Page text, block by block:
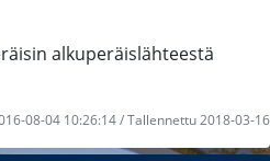
alkuperäislähteestä
08-04 10:26:14 / Tallennettu 2018-03-16